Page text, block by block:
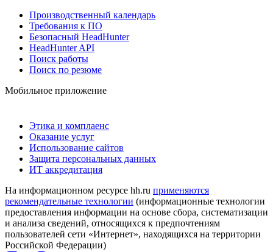
Производственный календарь
Требования к ПО
Безопасный HeadHunter
HeadHunter API
Поиск работы
Поиск по резюме
Мобильное приложение
Этика и комплаенс
Оказание услуг
Использование сайтов
Защита персональных данных
ИТ аккредитация
На информационном ресурсе hh.ru применяются
рекомендательные технологии (информационные технологии
предоставления информации на основе сбора, систематизации
и анализа сведений, относящихся к предпочтениям
пользователей сети «Интернет», находящихся на территории
Российской Федерации)